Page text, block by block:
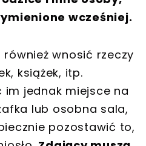
wcześniej.
wnosić rzeczy
książek, itp.
im jednak miejsce na
lub osobna sala,
pozostawić to,